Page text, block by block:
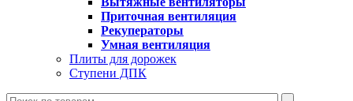
Приточная вентиляция
Рекуператоры
Умная вентиляция
Плиты для дорожек
Ступени ДПК